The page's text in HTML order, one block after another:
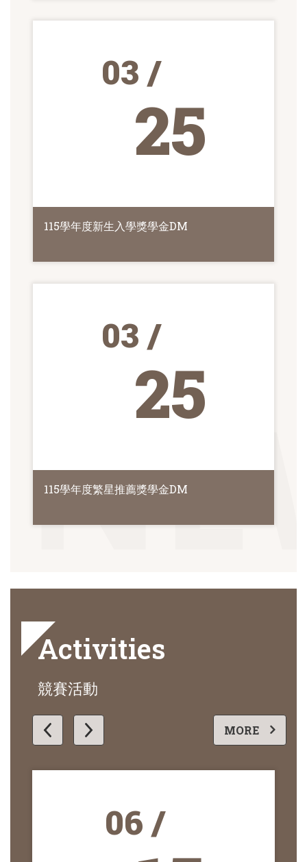
03 /
25
115學年度新生入學獎學金DM
03 /
25
115學年度繁星推薦獎學金DM
Activities
競賽活動
06 /
MORE 更多